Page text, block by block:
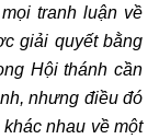
tranh luận về
giải quyết bằng
Hội thánh cần
nhưng điều đó
nhau về một